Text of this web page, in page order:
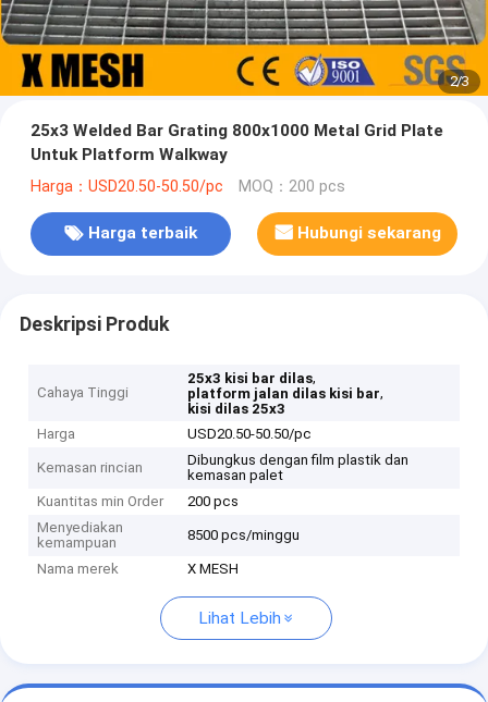
2/3
25x3 Welded Bar Grating 800x1000 Metal Grid Plate
Untuk Platform Walkway
Harga：USD20.50-50.50/pc MOQ：200 pcs
Harga terbaik Hubungi sekarang
Deskripsi Produk
Cahaya Tinggi
25x3 kisi bar dilas,
platform jalan dilas kisi bar,
kisi dilas 25x3
Harga
USD20.50-50.50/pc
Kemasan rincian
Dibungkus dengan film plastik dan
kemasan palet
Kuantitas min Order
200 pcs
Menyediakan
kemampuan
8500 pcs/minggu
Nama merek X MESH
Lihat Lebih